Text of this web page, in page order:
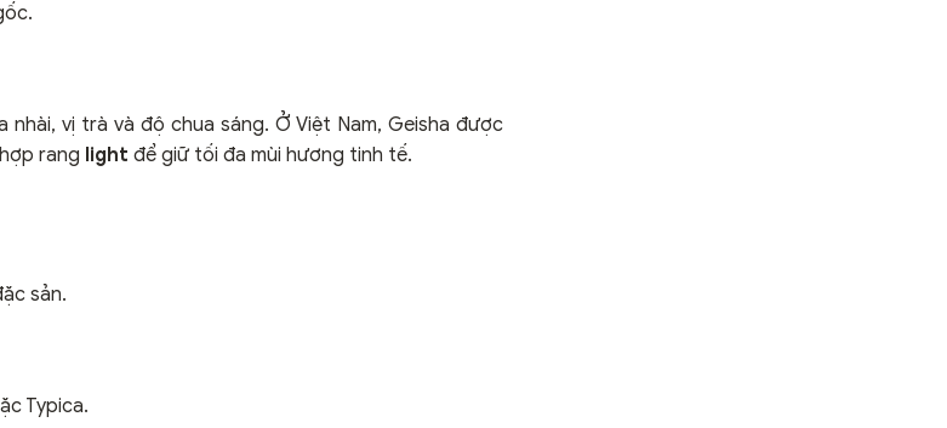
vị trà và độ chua sáng. Ở Việt Nam, Geisha được
rang light để giữ tối đa mùi hương tinh tế.
sản.
Typica.